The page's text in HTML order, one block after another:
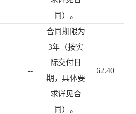
同）。
--
合同期限为
3年（按实
际交付日
期，具体要
求详见合
同）。
62.40